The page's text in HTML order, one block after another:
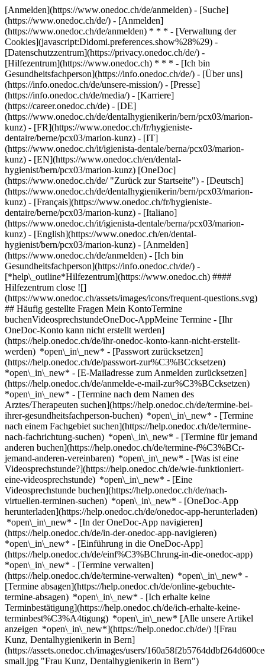
[Anmelden](https://www.onedoc.ch/de/anmelden) - [Suche]
(https://www.onedoc.ch/de/) - [Anmelden]
(https://www.onedoc.ch/de/anmelden) * * * - [Verwaltung der
Cookies](javascript:Didomi.preferences.show%28%29) -
[Datenschutzzentrum](https://privacy.onedoc.ch/de/) -
[Hilfezentrum](https://www.onedoc.ch) * * * - [Ich bin
Gesundheitsfachperson](https://info.onedoc.ch/de/) - [Über uns]
(https://info.onedoc.ch/de/unsere-mission/) - [Presse]
(https://info.onedoc.ch/de/media/) - [Karriere]
(https://career.onedoc.ch/de) - [DE]
(https://www.onedoc.ch/de/dentalhygienikerin/bern/pcx03/marion-
kunz) - [FR](https://www.onedoc.ch/fr/hygieniste-
dentaire/berne/pcx03/marion-kunz) - [IT]
(https://www.onedoc.ch/it/igienista-dentale/berna/pcx03/marion-
kunz) - [EN](https://www.onedoc.ch/en/dental-
hygienist/bern/pcx03/marion-kunz) [OneDoc]
(https://www.onedoc.ch/de/ "Zurück zur Startseite") - [Deutsch]
(https://www.onedoc.ch/de/dentalhygienikerin/bern/pcx03/marion-
kunz) - [Français](https://www.onedoc.ch/fr/hygieniste-
dentaire/berne/pcx03/marion-kunz) - [Italiano]
(https://www.onedoc.ch/it/igienista-dentale/berna/pcx03/marion-
kunz) - [English](https://www.onedoc.ch/en/dental-
hygienist/bern/pcx03/marion-kunz) - [Anmelden]
(https://www.onedoc.ch/de/anmelden) - [Ich bin
Gesundheitsfachperson](https://info.onedoc.ch/de/) -
[*help\_outline*Hilfezentrum](https://www.onedoc.ch) ####
Hilfezentrum close ![]
(https://www.onedoc.ch/assets/images/icons/frequent-questions.svg)
## Häufig gestellte Fragen Mein KontoTermine
buchenVideosprechstundeOneDoc-AppMeine Termine - [Ihr
OneDoc-Konto kann nicht erstellt werden]
(https://help.onedoc.ch/de/ihr-onedoc-konto-kann-nicht-erstellt-
werden) *open\_in\_new* - [Passwort zurücksetzen]
(https://help.onedoc.ch/de/passwort-zur%C3%BCcksetzen)
*open\_in\_new* - [E-Mailadresse zum Anmelden zurücksetzen]
(https://help.onedoc.ch/de/anmelde-e-mail-zur%C3%BCcksetzen)
*open\_in\_new* - [Termine nach dem Namen des
Arztes/Therapeuten suchen](https://help.onedoc.ch/de/termine-bei-
ihrer-gesundheitsfachperson-buchen) *open\_in\_new* - [Termine
nach einem Fachgebiet suchen](https://help.onedoc.ch/de/termine-
nach-fachrichtung-suchen) *open\_in\_new* - [Termine für jemand
anderen buchen](https://help.onedoc.ch/de/termine-f%C3%BCr-
jemand-anderen-vereinbaren) *open\_in\_new* - [Was ist eine
Videosprechstunde?](https://help.onedoc.ch/de/wie-funktioniert-
eine-videosprechstunde) *open\_in\_new* - [Eine
Videosprechstunde buchen](https://help.onedoc.ch/de/nach-
virtuellen-terminen-suchen) *open\_in\_new* - [OneDoc-App
herunterladen](https://help.onedoc.ch/de/onedoc-app-herunterladen)
*open\_in\_new* - [In der OneDoc-App navigieren]
(https://help.onedoc.ch/de/in-der-onedoc-app-navigieren)
*open\_in\_new* - [Einführung in die OneDoc-App]
(https://help.onedoc.ch/de/einf%C3%BChrung-in-die-onedoc-app)
*open\_in\_new* - [Termine verwalten]
(https://help.onedoc.ch/de/termine-verwalten) *open\_in\_new* -
[Termine absagen](https://help.onedoc.ch/de/online-gebuchte-
termine-absagen) *open\_in\_new* - [Ich erhalte keine
Terminbestätigung](https://help.onedoc.ch/de/ich-erhalte-keine-
terminbest%C3%A4tigung) *open\_in\_new* [Alle unsere Artikel
anzeigen *open\_in\_new*](https://help.onedoc.ch/de/) ![Frau
Kunz, Dentalhygienikerin in Bern]
(https://assets.onedoc.ch/images/users/
small.jpg "Frau Kunz, Dentalhygienikerin in Bern")